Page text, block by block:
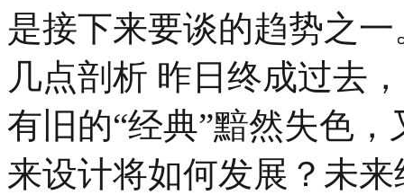
是接下来要谈的趋势之
几点剖析 昨日终成过去
有旧的“经典”黯然失色
来设计将如何发展？未